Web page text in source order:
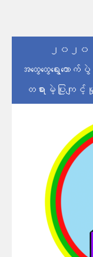
၂၀၂၀
အထွေထွေရွေးက
တရားမဲ့ပြုကျင့်မှု